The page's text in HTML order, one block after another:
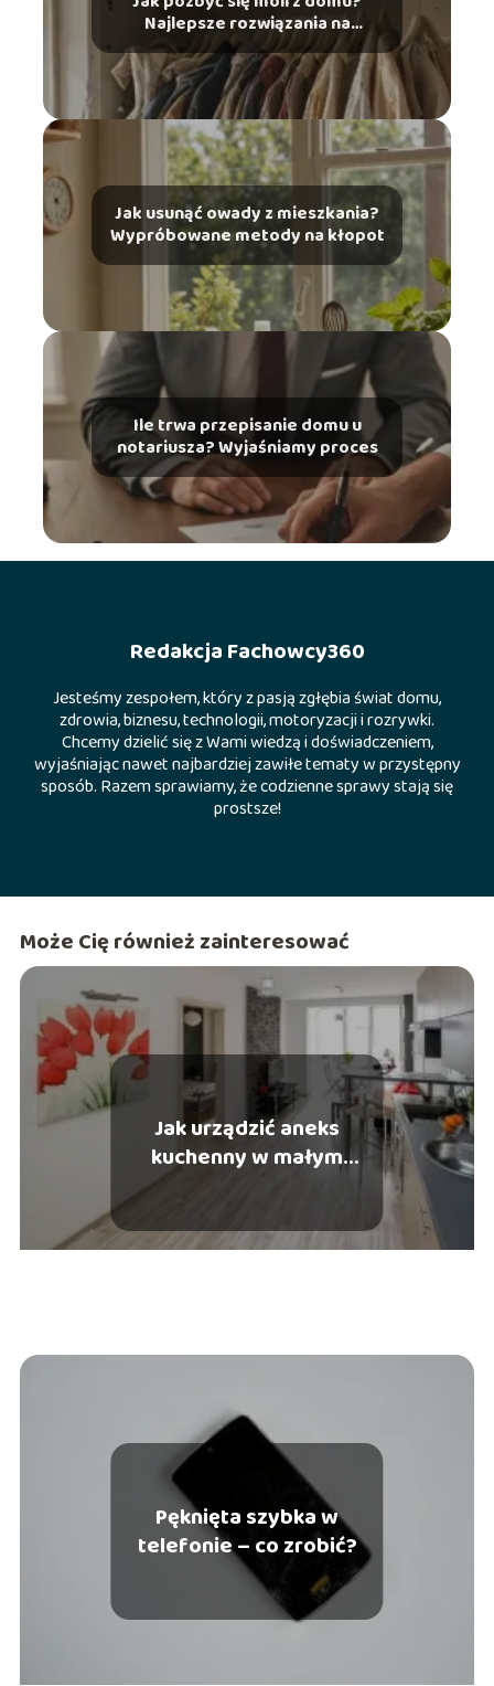
Najlepsze rozwiązania na
ochronę ubrań
Jak usunąć owady z mieszkania?
Wypróbowane metody na kłopot
Ile trwa przepisanie domu u
notariusza? Wyjaśniamy proces
Redakcja Fachowcy360
Jesteśmy zespołem, który z pasją zgłębia świat domu,
zdrowia, biznesu, technologii, motoryzacji i rozrywki.
Chcemy dzielić się z Wami wiedzą i doświadczeniem,
wyjaśniając nawet najbardziej zawiłe tematy w przystępny
sposób. Razem sprawiamy, że codzienne sprawy stają się
prostsze!
Może Cię również zainteresować
Jak urządzić aneks
kuchenny w małym
Pęknięta szybka w
telefonie – co zrobić?